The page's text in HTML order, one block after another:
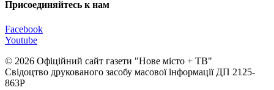
Присоединяйтесь к нам
Facebook
Youtube
© 2026 Офіційний сайт газети "Нове мiсто + ТВ"
Свідоцтво друкованого засобу масової інформації ДП 2125-
863Р